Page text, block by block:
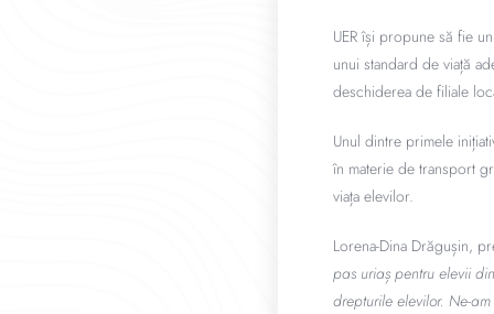
UER își propune să fie
unui standard de viață
deschiderea de filiale
Unul dintre primele
în materie de transport
viața elevilor.
Lorena-Dina Drăgușin,
pas uriaș pentru elevii
drepturile elevilor. Ne-